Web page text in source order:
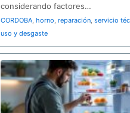
considerando factores…
CORDOBA, horno, reparación, servicio
uso y desgaste